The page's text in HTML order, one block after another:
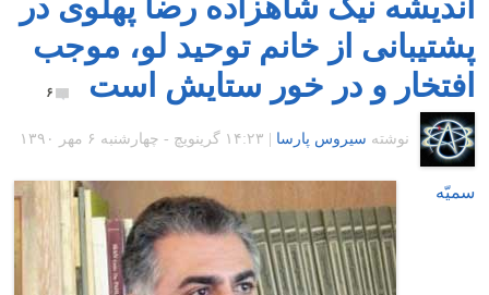
پشتیبانی از خانم توحید لو، موجب
افتخار و در خور ستایش است
۶
نوشته سیروس پارسا ۱۴:۲۳ گرينويچ - چهارشنبه ۶ مهر ۱۳۹۰
سمیّه